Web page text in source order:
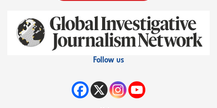
Follow us